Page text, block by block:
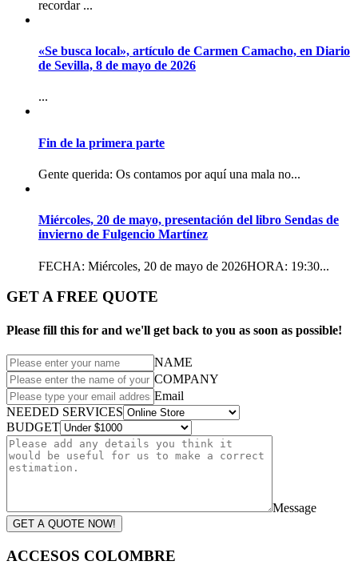
recordar ...
«Se busca local», artículo de Carmen Camacho, en Diario
de Sevilla, 8 de mayo de 2026
...
Fin de la primera parte
Gente querida: Os contamos por aquí una mala no...
Miércoles, 20 de mayo, presentación del libro Sendas de
invierno de Fulgencio Martínez
FECHA: Miércoles, 20 de mayo de 2026HORA: 19:30...
GET A FREE QUOTE
Please fill this for and we'll get back to you as soon as possible!
NAME
COMPANY
Email
NEEDED SERVICES
BUDGET
Message
GET A QUOTE NOW!
ACCESOS COLOMBRE